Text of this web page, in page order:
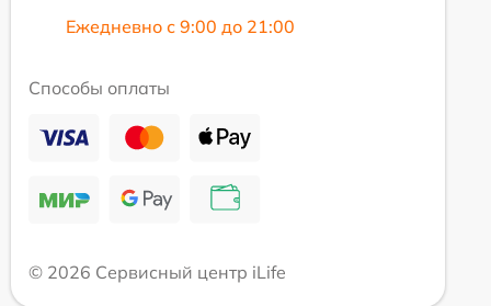
Ежедневно с 9:00 до 21:00
Способы оплаты
© 2026 Сервисный центр iLife